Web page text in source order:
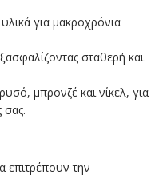
για μακροχρόνια
σταθερή και
μπρονζέ και νίκελ, για
σας.
επιτρέπουν την